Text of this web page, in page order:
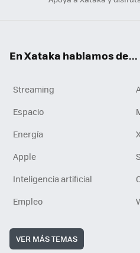
En Xataka hablamos de...
Streaming
Espacio
Energía
Apple
Inteligencia artificial
Empleo
VER MÁS TEMAS